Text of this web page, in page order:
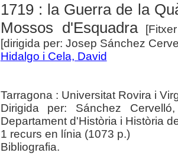
1719 : la Guerra de la
Mossos d'Esquadra
[dirigida per: Josep Sánchez
Hidalgo i Cela, David
Tarragona : Universitat Rovira i
Dirigida per: Sánchez
Departament d'Història i Història
1 recurs en línia (1073 p.)
Bibliografia.